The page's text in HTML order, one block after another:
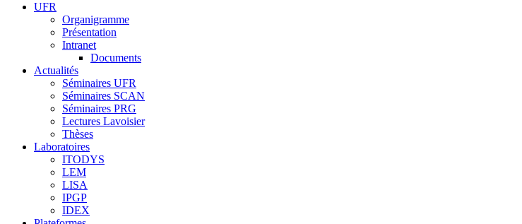
UFR
Organigramme
Présentation
Intranet
Documents
Actualités
Séminaires UFR
Séminaires SCAN
Séminaires PRG
Lectures Lavoisier
Thèses
Laboratoires
ITODYS
LEM
LISA
IPGP
IDEX